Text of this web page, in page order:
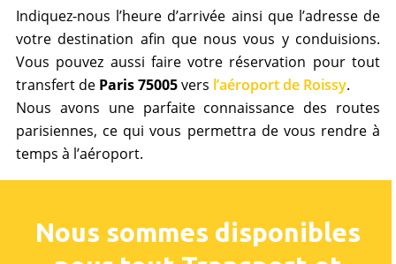
Indiquez-nous l’heure d’arrivée ainsi que l’adresse de
votre destination afin que nous vous y conduisions.
Vous pouvez aussi faire votre réservation pour tout
transfert de Paris 75005vers l’aéroport de Roissy.
Nous avons une parfaite connaissance des routes
parisiennes, ce qui vous permettra de vous rendre à
temps à l’aéroport.
Nous sommes disponibles